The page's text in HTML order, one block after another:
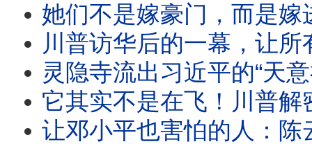
她们不是嫁豪门，而是嫁进深渊！赵薇
川普访华后的一幕，让所有
灵隐寺流出习近平的“天意神谕”：从龙脉、
它其实不是在飞！川普解密UFO影
让邓小平也害怕的人：陈云如何